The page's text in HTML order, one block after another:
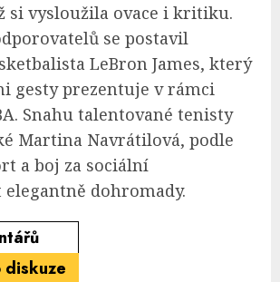
si vysloužila ovace i kritiku.
se postavil
LeBron James, který
gesty prezentuje v rámci
Snahu talentované tenisty
Martina Navrátilová, podle
a boj za sociální
dohromady.